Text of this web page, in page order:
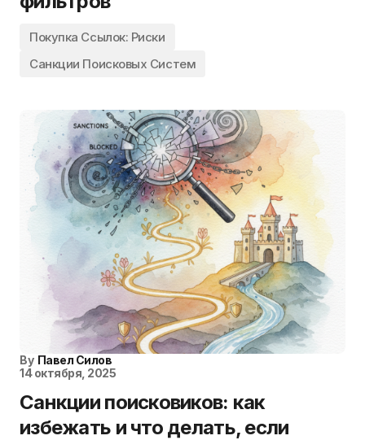
Покупка Ссылок: Риски
Санкции Поисковых Систем
By Павел Силов
14 октября, 2025
Санкции поисковиков: как
избежать и что делать, если